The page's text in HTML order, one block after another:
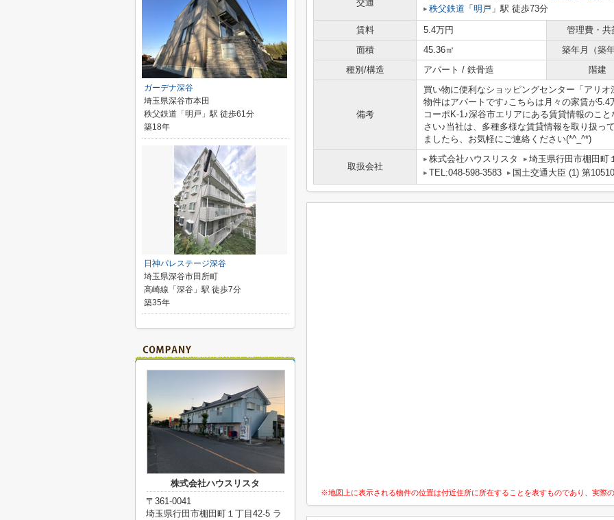
交通
秩父鉄道 「 明戸 」駅 徒歩73分
賃料 5.4万円
管理費・共
面積
45.36㎡
築年月（築
種別/構造
アパート / 鉄骨造 階建
備考
買い物に便利なショッピングセンター「アリ
物件はアパートです♪こちらは月々の家賃が
コーポK-1♪深谷市エリアにある賃貸情報のこ
さい♪当社は、多種多様な賃貸情報を取り扱っ
ましたら、お気軽にご連絡ください(*^_^*)
取扱会社
株式会社ハウスリスタ
埼玉県行田市棚田町
TEL:048-598-3583
国土交通大臣 (1) 第
※地図上に表示される物件の位置は付近住所に所在することを表すものであり、実際
ガーデナ深谷
埼玉県深谷市本田
秩父鉄道「明戸」駅 徒歩61分
築18年
日神パレステージ深谷
埼玉県深谷市田所町
高崎線「深谷」駅 徒歩7分
築35年
株式会社ハウスリスタ
〒361-0041
埼玉県行田市棚田町１丁目42-5 ラ